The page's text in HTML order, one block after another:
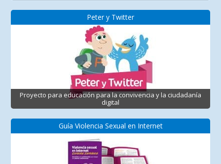
Peter y Twitter
Proyecto para educación para la convivencia y la ciudadanía
digital
Guía Violencia Sexual en Internet